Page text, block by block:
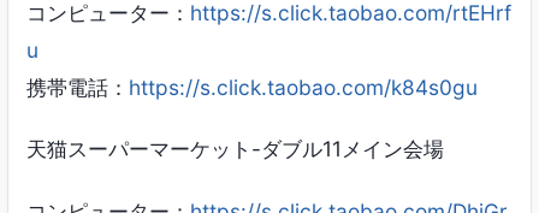
コンピューター： https://s.click.taobao.com/rtEHrf
u
携帯電話： https://s.click.taobao.com/k84s0gu
天猫スーパーマーケット-ダブル11メイン会場